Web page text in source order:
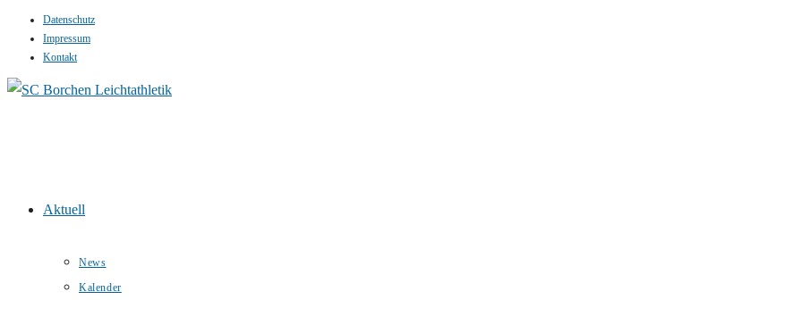
Zum
Datenschutz
Impressum
Kontakt
Aktuell
News
Kalender